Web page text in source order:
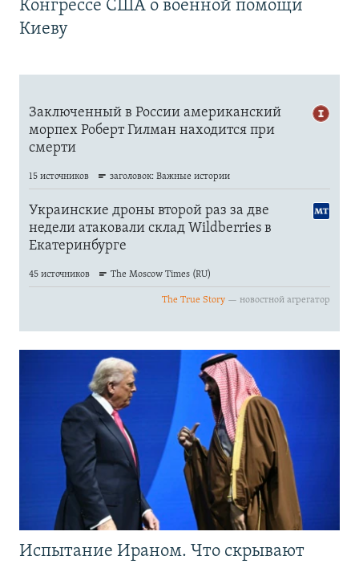
Конгрессе США о военной помощи
Киеву
Испытание Ираном. Что скрывают